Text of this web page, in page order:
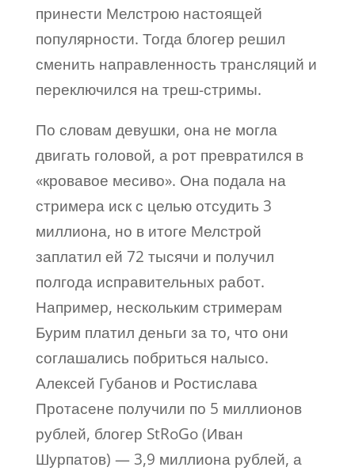
принести Мелстрою настоящей
популярности. Тогда блогер решил
сменить направленность трансляций и
переключился на треш-стримы.
По словам девушки, она не могла
двигать головой, а рот превратился в
«кровавое месиво». Она подала на
стримера иск с целью отсудить 3
миллиона, но в итоге Мелстрой
заплатил ей 72 тысячи и получил
полгода исправительных работ.
Например, нескольким стримерам
Бурим платил деньги за то, что они
соглашались побриться налысо.
Алексей Губанов и Ростислава
Протасене получили по 5 миллионов
рублей, блогер StRoGo (Иван
Шурпатов) — 3,9 миллиона рублей, а